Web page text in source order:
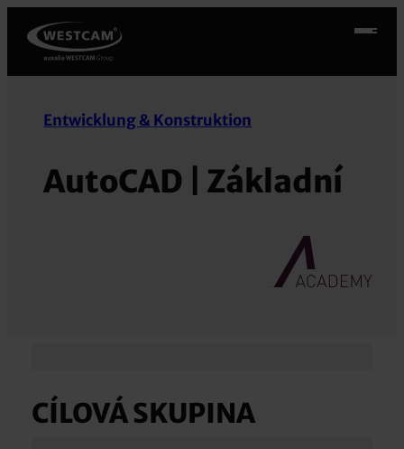
Přeskočit
obsah
Entwicklung & Konstruktion
AutoCAD | Základní
CÍLOVÁ SKUPINA